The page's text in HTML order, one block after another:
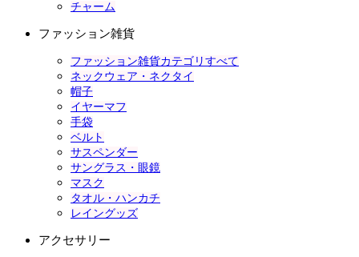
チャーム
ファッション雑貨
ファッション雑貨カテゴリすべて
ネックウェア・ネクタイ
帽子
イヤーマフ
手袋
ベルト
サスペンダー
サングラス・眼鏡
マスク
タオル・ハンカチ
レイングッズ
アクセサリー